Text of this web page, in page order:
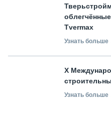
Tvermax
Узнать больше
X
Узнать больше